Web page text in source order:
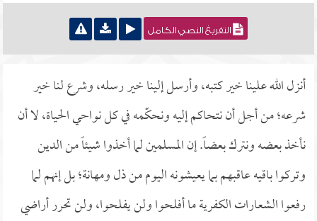
التفريغ النصي الكامل
أنزل الله علينا خير كتبه، وأرسل إلينا خير رسله، وشرع لنا خير
شرعه؛ من أجل أن نتحاكم إليه ونحكّمه في كل نواحي الحياة، لا أن
نأخذ بعضه ونترك بعضاً. إن المسلمين لما أخذوا شيئاً من الدين
وتركوا باقيه عاقبهم بما يعيشونه اليوم من ذل ومهانة؛ بل إنهم لما
رفعوا الشعارات الكفرية ما أفلحوا ولن يفلحوا، ولن تحرر أراضي